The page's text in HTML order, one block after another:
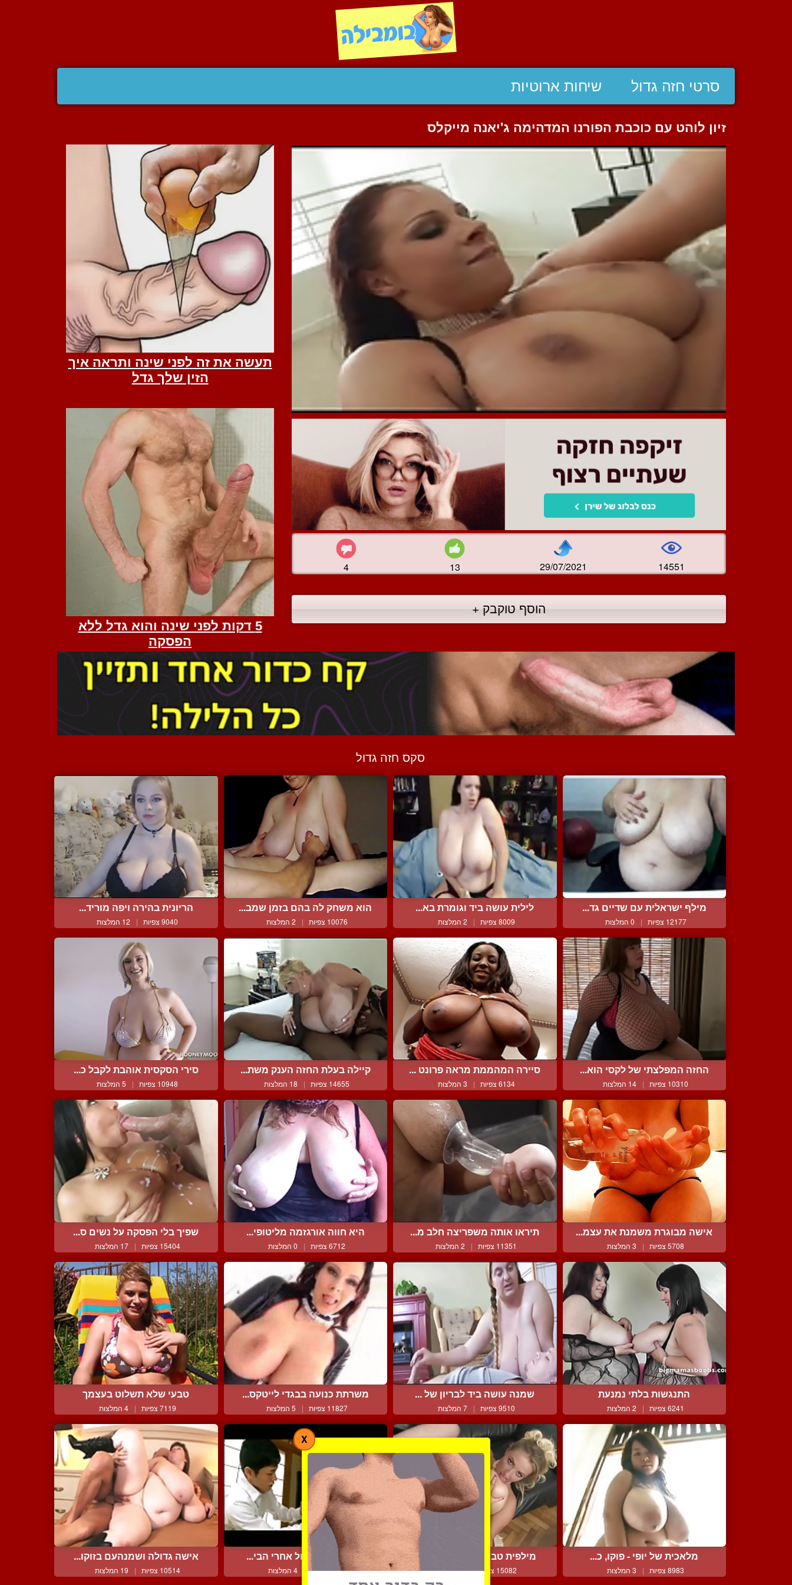
סרטי חזה גדול שיחות ארוטיות
זיון לוהט עם כוכבת הפורנו המדהימה ג'יאנה מייקלס
4 13 29/07/2021 14551
הוסף טוקבק +
סקס חזה גדול
מילף ישראלית עם שדיים גד...
12177 צפיות | 0 המלצות
לילית עושה ביד וגומרת בא...
8009 צפיות | 2 המלצות
הוא משחק לה בהם בזמן שמב...
10076 צפיות | 2 המלצות
הריונית בהירה ויפה מוריד...
9040 צפיות | 12 המלצות
החזה המפלצתי של לקסי הוא...
10310 צפיות | 14 המלצות
סיירה המהממת מראה פרונט ...
6134 צפיות | 3 המלצות
קיילה בעלת החזה הענק משת...
14655 צפיות | 18 המלצות
סירי הסקסית אוהבת לקבל כ...
10948 צפיות | 5 המלצות
אישה מבוגרת משמנת את עצמ...
5708 צפיות | 3 המלצות
תיראו אותה משפריצה חלב מ...
11351 צפיות | 2 המלצות
היא חווה אורגזמה מליטופי...
6712 צפיות | 0 המלצות
שפיך בלי הפסקה על נשים ס...
15404 צפיות | 17 המלצות
התנגשות בלתי נמנעת
6241 צפיות | 2 המלצות
שמנה עושה ביד לבריון של ...
9510 צפיות | 7 המלצות
משרתת כנועה בבגדי לייטקס...
11827 צפיות | 5 המלצות
טבעי שלא תשלוט בעצמך
7119 צפיות | 4 המלצות
מלאכית של יופי - פוקו, כ...
8983 צפיות | 3 המלצות
מילפית טבעית ועסיסית מזד...
15082 צפיות | 3 המלצות
הגיע הזמן לאכול אחרי הבי...
8492 צפיות | 4 המלצות
אישה גדולה ושמנהעם בזוקו...
10514 צפיות | 19 המלצות
X